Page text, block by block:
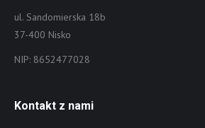
ul. Sandomierska 18b
37-400 Nisko
NIP: 8652477028
Kontakt z nami